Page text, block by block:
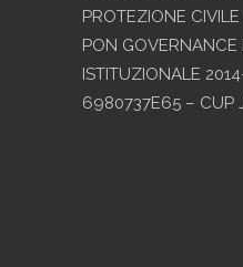
PROTEZIONE
PON GOVERNANCE
ISTITUZIONALE
6980737E65 – CUP